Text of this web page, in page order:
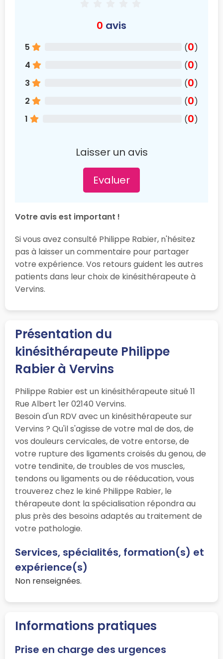
0 avis
5 (0)
4
(0)
3
(0)
2
(0)
1
(0)
Laisser un avis
Evaluer
Votre avis est important !
Si vous avez consulté Philippe Rabier, n'hésitez
pas à laisser un commentaire pour partager
votre expérience. Vos retours guident les autres
patients dans leur choix de kinésithérapeute à
Vervins.
Présentation du
kinésithérapeute Philippe
Rabier à Vervins
Philippe Rabier est un kinésithérapeute situé 11
Rue Albert 1er 02140 Vervins.
Besoin d'un RDV avec un kinésithérapeute sur
Vervins ? Qu'il s'agisse de votre mal de dos, de
vos douleurs cervicales, de votre entorse, de
votre rupture des ligaments croisés du genou, de
votre tendinite, de troubles de vos muscles,
tendons ou ligaments ou de rééducation, vous
trouverez chez le kiné Philippe Rabier, le
thérapeute dont la spécialisation répondra au
plus près des besoins adaptés au traitement de
votre pathologie.
Services, spécialités, formation(s) et
expérience(s)
Non renseignées.
Informations pratiques
Prise en charge des urgences